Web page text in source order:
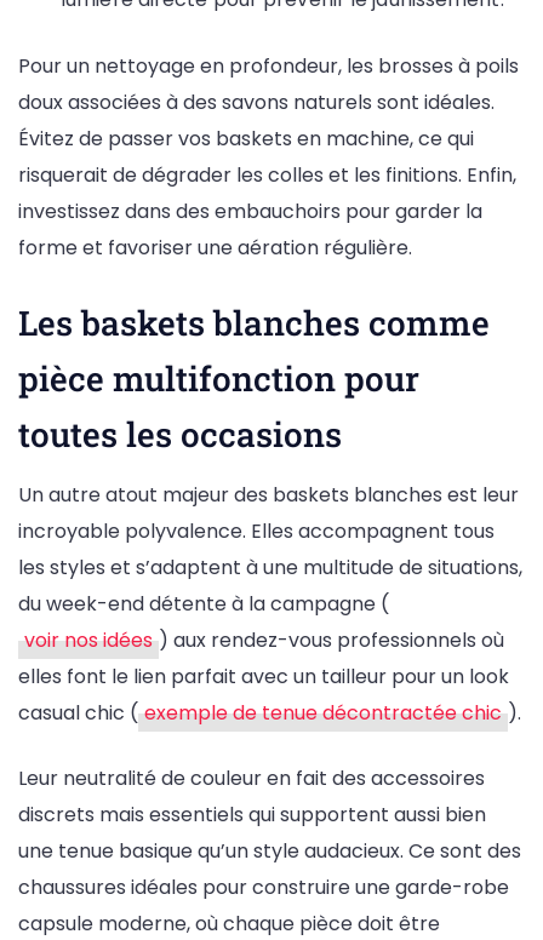
Pour un nettoyage en profondeur, les brosses à poils
doux associées à des savons naturels sont idéales.
Évitez de passer vos baskets en machine, ce qui
risquerait de dégrader les colles et les finitions. Enfin,
investissez dans des embauchoirs pour garder la
forme et favoriser une aération régulière.
Les baskets blanches comme
pièce multifonction pour
toutes les occasions
Un autre atout majeur des baskets blanches est leur
incroyable polyvalence. Elles accompagnent tous
les styles et s’adaptent à une multitude de situations,
du week-end détente à la campagne (
voir nos idées ) aux rendez-vous professionnels où
elles font le lien parfait avec un tailleur pour un look
casual chic ( exemple de tenue décontractée chic ).
Leur neutralité de couleur en fait des accessoires
discrets mais essentiels qui supportent aussi bien
une tenue basique qu’un style audacieux. Ce sont des
chaussures idéales pour construire une garde-robe
capsule moderne, où chaque pièce doit être